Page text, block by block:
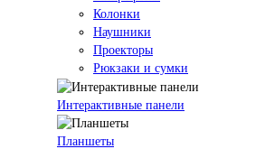
Колонки
Наушники
Проекторы
Рюкзаки и сумки
Интерактивные панели
Планшеты